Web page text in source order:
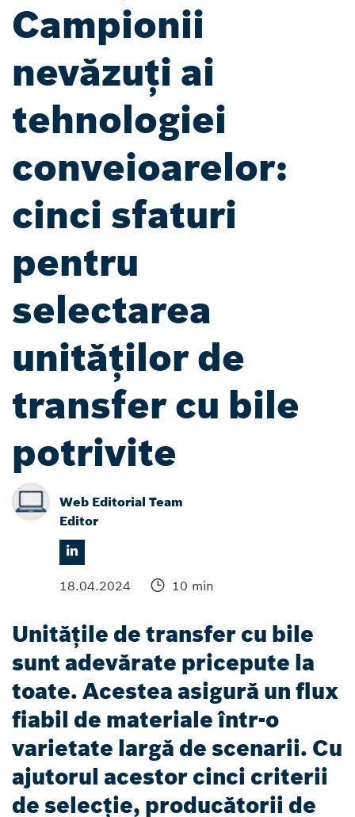
Campionii
nevăzuți ai
tehnologiei
conveioarelor:
cinci sfaturi
pentru
selectarea
unităților de
transfer cu bile
potrivite
Web Editorial Team
Editor
18.04.2024 10 min
Unitățile de transfer cu bile
sunt adevărate pricepute la
toate. Acestea asigură un flux
fiabil de materiale într-o
varietate largă de scenarii. Cu
ajutorul acestor cinci criterii
de selecție, producătorii de